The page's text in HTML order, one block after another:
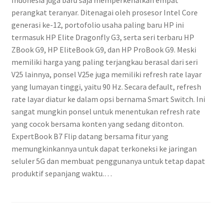
perangkat teranyar. Ditenagai oleh prosesor Intel Core
generasi ke-12, portofolio usaha paling baru HP ini
termasuk HP Elite Dragonfly G3, serta seri terbaru HP
ZBook G9, HP EliteBook G9, dan HP ProBook G9. Meski
memiliki harga yang paling terjangkau berasal dari seri
V25 lainnya, ponsel V25e juga memiliki refresh rate layar
yang lumayan tinggi, yaitu 90 Hz. Secara default, refresh
rate layar diatur ke dalam opsi bernama Smart Switch. Ini
sangat mungkin ponsel untuk menentukan refresh rate
yang cocok bersama konten yang sedang ditonton.
ExpertBook B7 Flip datang bersama fitur yang
memungkinkannya untuk dapat terkoneksi ke jaringan
seluler 5G dan membuat penggunanya untuk tetap dapat
produktif sepanjang waktu.…